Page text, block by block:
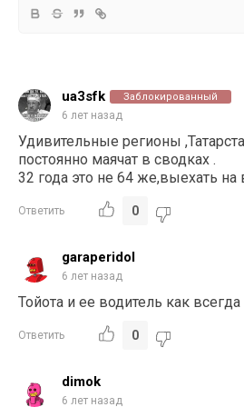
ua3sfk Заблокированный
6 лет назад
Удивительные регионы
постоянно маячат в сводках .
32 года это не 64 же,выехать на
Ответить 0
garaperidol
6 лет назад
Тойота и ее водитель как
Ответить 0
dimok
6 лет назад